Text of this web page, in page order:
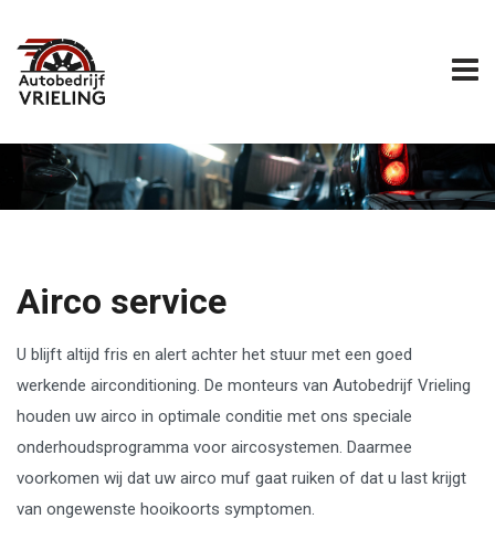
Airco service
U blijft altijd fris en alert achter het stuur met een goed
werkende airconditioning. De monteurs van Autobedrijf Vrieling
houden uw airco in optimale conditie met ons speciale
onderhoudsprogramma voor aircosystemen. Daarmee
voorkomen wij dat uw airco muf gaat ruiken of dat u last krijgt
van ongewenste hooikoorts symptomen.